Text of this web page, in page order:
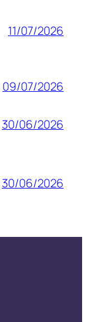
11/07/2026
09/07/2026
30/06/2026
30/06/2026